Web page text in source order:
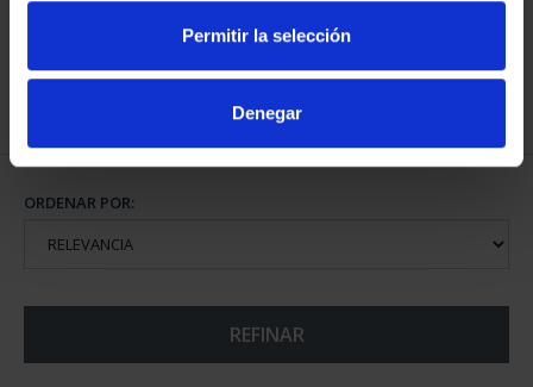
Permitir la selección
Denegar
ORDENAR POR:
REFINAR